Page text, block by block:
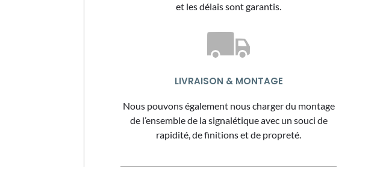
et les délais sont garantis.
LIVRAISON & MONTAGE
Nous pouvons également nous charger du montage
de l’ensemble de la signalétique avec un souci de
rapidité, de finitions et de propreté.